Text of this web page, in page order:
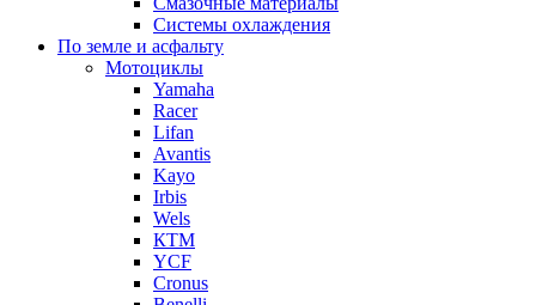
Системы охлаждения
По земле и асфальту
Мотоциклы
Yamaha
Racer
Lifan
Avantis
Kayo
Irbis
Wels
КТМ
YCF
Cronus